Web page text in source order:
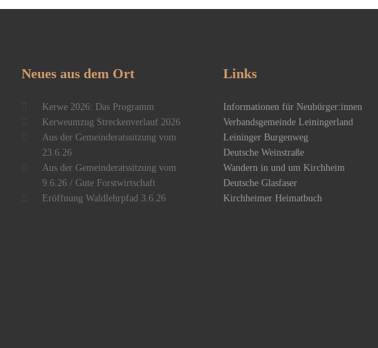
Neuesaus dem Ort
Kerwe 2026: Das Programm
Kerweumzug Streckenverlauf 2026
Aus der Gemeinderatssitzung vom
23.6.26
Aus der Gemeinderatssitzung vom
9.6.26 / Gute Forstwirtschaft
Eröffnung Waldlehrpfad 3.6.26
Links
Informationen für Neubürger:innen
Verbandsgemeinde Leiningerland
Leininger Burgenweg
Deutsche Weinstraße
Wandern in und um Kirchheim
Deutsche Glasfaser
Kirchheimer Heimatbuch